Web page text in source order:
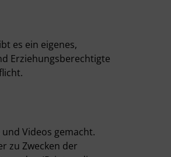
es ein eigenes,
Erziehungsberechtigte
Videos gemacht.
zu Zwecken der